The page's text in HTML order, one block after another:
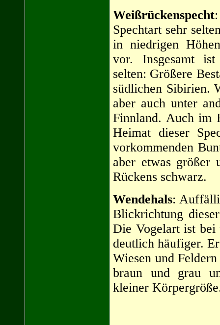
Weißrückenspecht
Spechtart sehr
in niedrigen
vor. Insgesamt
selten: Größere
südlichen Sibirien.
aber auch unter
Finnland. Auch im
Heimat dieser
vorkommenden
aber etwas größer
Rückens schwarz.
Wendehals:
Blickrichtung
Die Vogelart ist bei
deutlich häufiger.
Wiesen und
braun und grau
kleiner